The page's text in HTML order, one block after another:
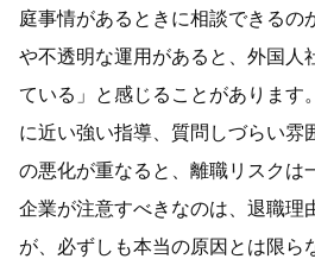
庭事情があるときに相談できるの
や不透明な運用があると、外国人
ている」と感じることがあります
に近い強い指導、質問しづらい雰
の悪化が重なると、離職リスクは
企業が注意すべきなのは、退職理
が、必ずしも本当の原因とは限ら